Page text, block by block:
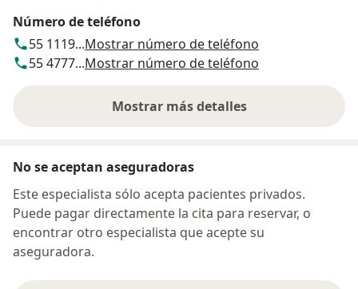
Número de teléfono
55 1119...Mostrar número de teléfono
55 4777...Mostrar número de teléfono
Mostrar más detalles
sobre la dirección
No se aceptan aseguradoras
Este especialista sólo acepta pacientes privados.
Puede pagar directamente la cita para reservar, o
encontrar otro especialista que acepte su
aseguradora.